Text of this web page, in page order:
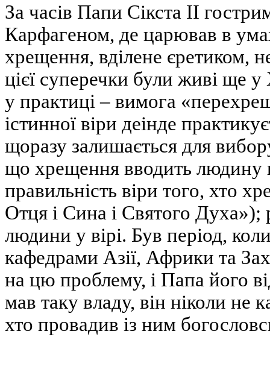
За часів Папи Сікста ІІ
Карфагеном, де царював в
хрещення, вділене єретиком,
цієї суперечки були живі ще
у практиці – вимога
істинної віри деінде
щоразу залишається для
що хрещення вводить людину
правильність віри того, хто
Отця і Сина і Святого Духа»);
людини у вірі. Був період,
кафедрами Азії, Африки та
на цю проблему, і Папа його
мав таку владу, він ніколи не
хто провадив із ним